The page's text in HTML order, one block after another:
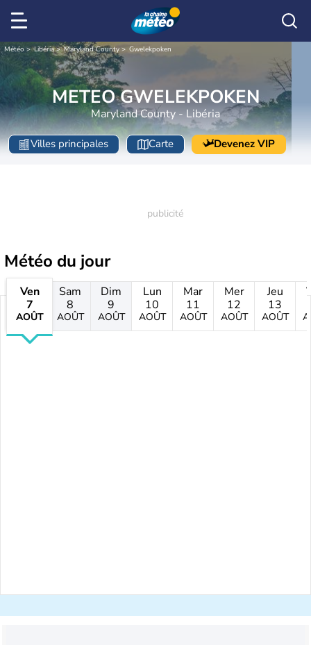
Météo Libéria Maryland County Gwelekpoken
METEO GWELEKPOKEN
Maryland County - Libéria
Villes principales Carte Devenez VIP
Météo du jour
Ven
7
AOÛT
Sam
8
AOÛT
Dim
9
AOÛT
Lun
10
AOÛT
Mar
11
AOÛT
Mer
12
AOÛT
Jeu
13
AOÛT